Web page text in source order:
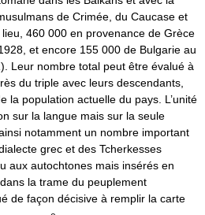
de Crimée, du Caucase et
460 000 en provenance de Grèce
et encore 155 000 de Bulgarie au
Leur nombre total peut être évalué à
du triple avec leurs descendants,
la population actuelle du pays. L’unité
sur la langue mais sur la seule
notamment un nombre important
grec et des Tcherkesses
aux autochtones mais insérés en
la trame du peuplement
de façon décisive à remplir la carte